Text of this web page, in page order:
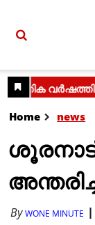
Home news
ByWONE MINUTE